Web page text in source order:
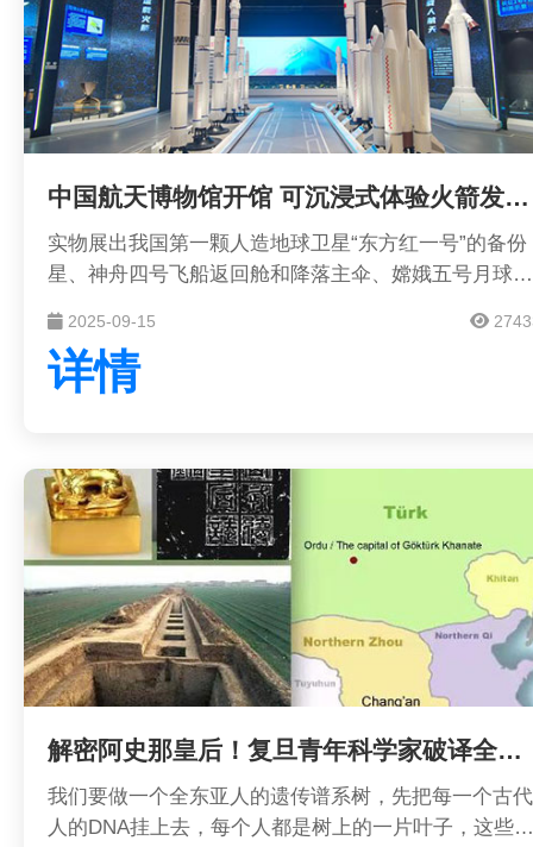
中国航天博物馆开馆 可沉浸式体验火箭发射现场
实物展出我国第一颗人造地球卫星“东方红一号”的备份
星、神舟四号飞船返回舱和降落主伞、嫦娥五号月球样
国空间站VR漫游系统……11月16日，中国航天博物馆
正式开馆，首次全系统展示中国航天全貌、全方位展示
航天历史与成就，为公众提供感受航天技术及文化的平
2025-09-15
详情
解密阿史那皇后！复旦青年科学家破译全球首例古突厥皇室基因组
我们要做一个全东亚人的遗传谱系树，先把每一个古代
人的DNA挂上去，每个人都是树上的一片叶子，这些人